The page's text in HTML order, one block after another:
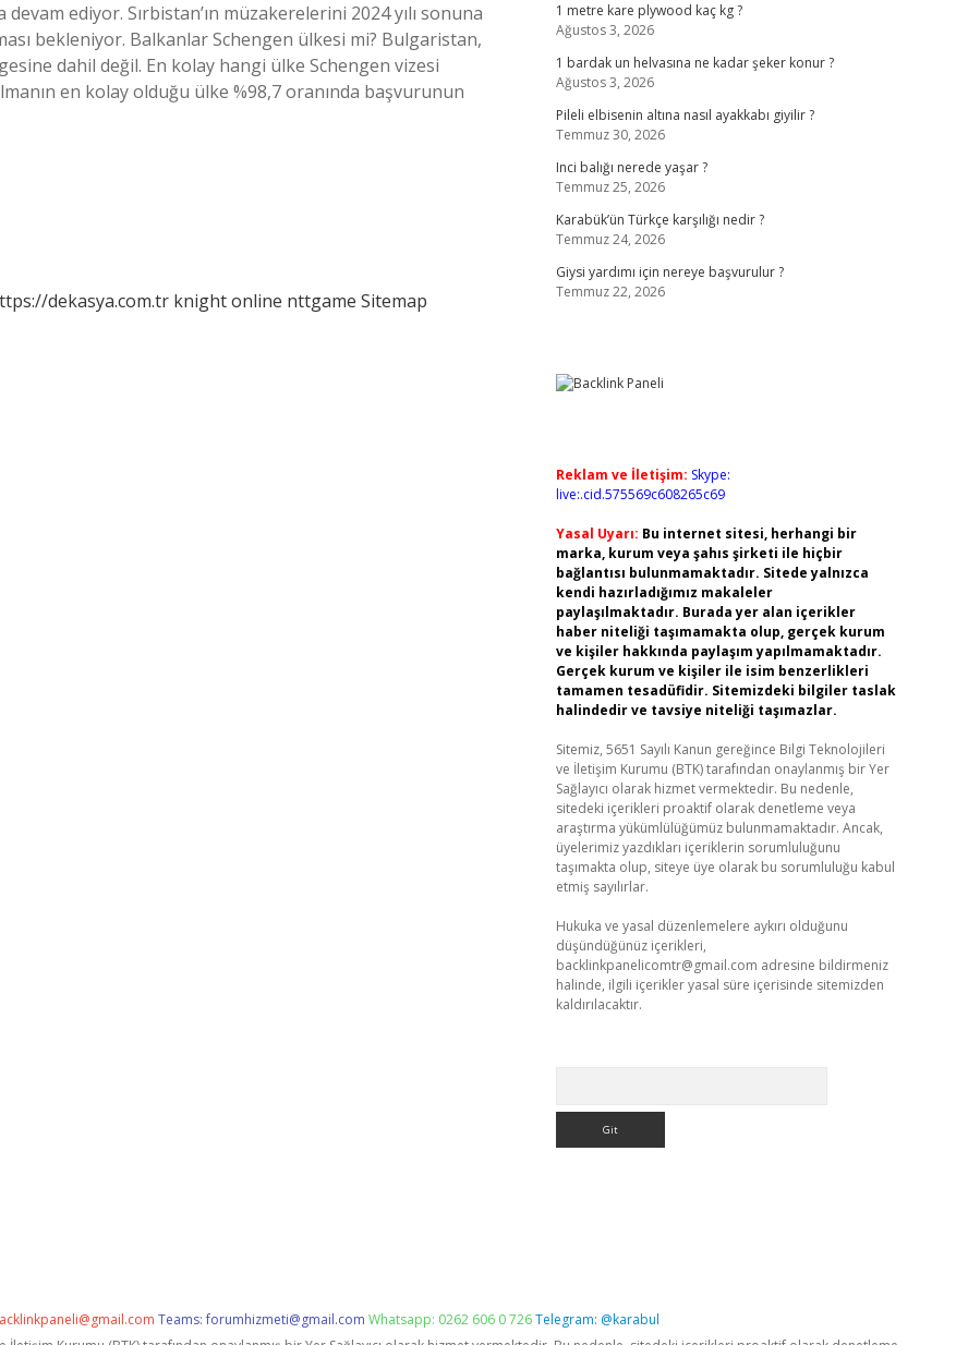
ediyor. Sırbistan’ın müzakerelerini 2024 yılı sonuna
bekleniyor. Balkanlar Schengen ülkesi mi? Bulgaristan,
dahil değil. En kolay hangi ülke Schengen vizesi
en kolay olduğu ülke %98,7 oranında başvurunun
dekasya.com.tr knight online nttgame Sitemap
1 metre kare plywood kaç kg ?
Ağustos 3, 2026
1 bardak un helvasına ne kadar şeker konur ?
Ağustos 3, 2026
Pileli elbisenin altına nasıl ayakkabı giyilir ?
Temmuz 30, 2026
Inci balığı nerede yaşar ?
Temmuz 25, 2026
Karabük’ün Türkçe karşılığı nedir ?
Temmuz 24, 2026
Giysi yardımı için nereye başvurulur ?
Temmuz 22, 2026
Reklam ve İletişim: Skype:
live:.cid.575569c608265c69
Yasal Uyarı: Bu internet sitesi, herhangi bir
marka, kurum veya şahıs şirketi ile hiçbir
bağlantısı bulunmamaktadır. Sitede yalnızca
kendi hazırladığımız makaleler
paylaşılmaktadır. Burada yer alan içerikler
haber niteliği taşımamakta olup, gerçek kurum
ve kişiler hakkında paylaşım yapılmamaktadır.
Gerçek kurum ve kişiler ile isim benzerlikleri
tamamen tesadüfidir. Sitemizdeki bilgiler taslak
halindedir ve tavsiye niteliği taşımazlar.
Sitemiz, 5651 Sayılı Kanun gereğince Bilgi Teknolojileri
ve İletişim Kurumu (BTK) tarafından onaylanmış bir Yer
Sağlayıcı olarak hizmet vermektedir. Bu nedenle,
sitedeki içerikleri proaktif olarak denetleme veya
araştırma yükümlülüğümüz bulunmamaktadır. Ancak,
üyelerimiz yazdıkları içeriklerin sorumluluğunu
taşımakta olup, siteye üye olarak bu sorumluluğu kabul
etmiş sayılırlar.
Hukuka ve yasal düzenlemelere aykırı olduğunu
düşündüğünüz içerikleri,
backlinkpanelicomtr@gmail.com adresine bildirmeniz
halinde, ilgili içerikler yasal süre içerisinde sitemizden
kaldırılacaktır.
Teams:forumhizmeti@gmail.com Whatsapp: 0262 606 0 726Telegram: @karabul